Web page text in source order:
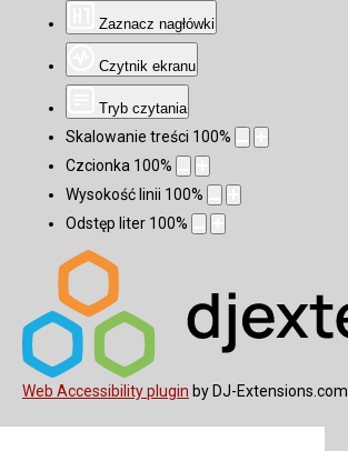
Zaznacz nagłówki
Czytnik ekranu
Tryb czytania
Skalowanie treści 100%
Czcionka 100%
Wysokość linii 100%
Odstęp liter 100%
Web Accessibility plugin by DJ-Extensions.com